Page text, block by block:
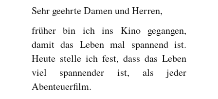
Sehr geehrte Damen und Herren,
früher bin ich ins Kino gegangen,
damit das Leben mal spannend ist.
Heute stelle ich fest, dass das Leben
viel spannender ist, als jeder
Abenteuerfilm.